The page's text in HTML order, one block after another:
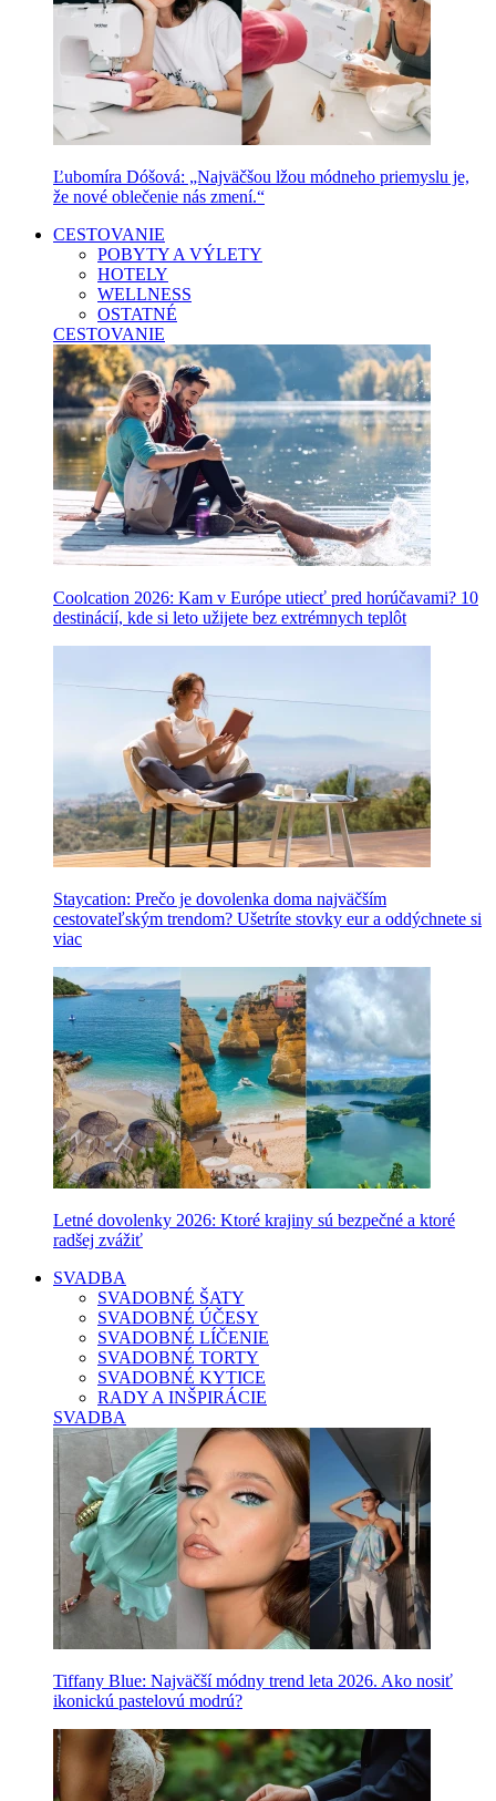
Ľubomíra Dóšová: „Najväčšou lžou módneho priemyslu je,
že nové oblečenie nás zmení.“
CESTOVANIE
POBYTY A VÝLETY
HOTELY
WELLNESS
OSTATNÉ
CESTOVANIE
Coolcation 2026: Kam v Európe utiecť pred horúčavami? 10
destinácií, kde si leto užijete bez extrémnych teplôt
Staycation: Prečo je dovolenka doma najväčším
cestovateľským trendom? Ušetríte stovky eur a oddýchnete si
viac
Letné dovolenky 2026: Ktoré krajiny sú bezpečné a ktoré
radšej zvážiť
SVADBA
SVADOBNÉ ŠATY
SVADOBNÉ ÚČESY
SVADOBNÉ LÍČENIE
SVADOBNÉ TORTY
SVADOBNÉ KYTICE
RADY A INŠPIRÁCIE
SVADBA
Tiffany Blue: Najväčší módny trend leta 2026. Ako nosiť
ikonickú pastelovú modrú?